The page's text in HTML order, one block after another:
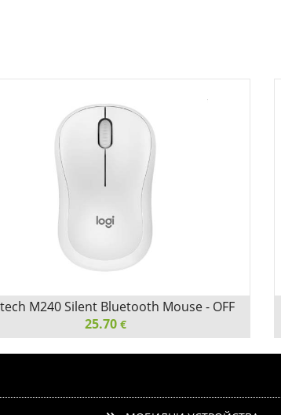
M240 Silent Bluetooth Mouse - OFF
WHITE - EMEA-808
25.70 €